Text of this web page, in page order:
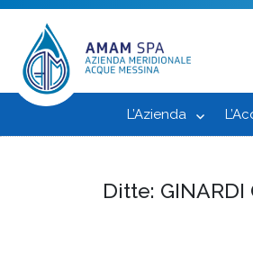
L’Azienda
Ditte: GINARDI